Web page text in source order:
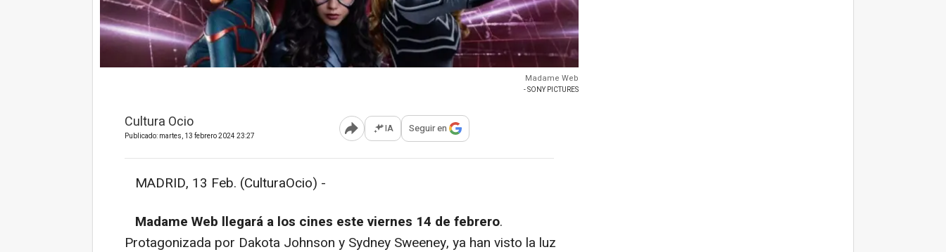
Madame Web
- SONY PICTURES
Cultura Ocio
Publicado: martes, 13 febrero 2024 23:27 Abrir opciones para compartir
IA Seguir en
MADRID, 13 Feb. (CulturaOcio) -
Madame Web llegará a los cines este viernes 14 de febrero.
Protagonizada por Dakota Johnson y Sydney Sweeney, ya han visto la luz